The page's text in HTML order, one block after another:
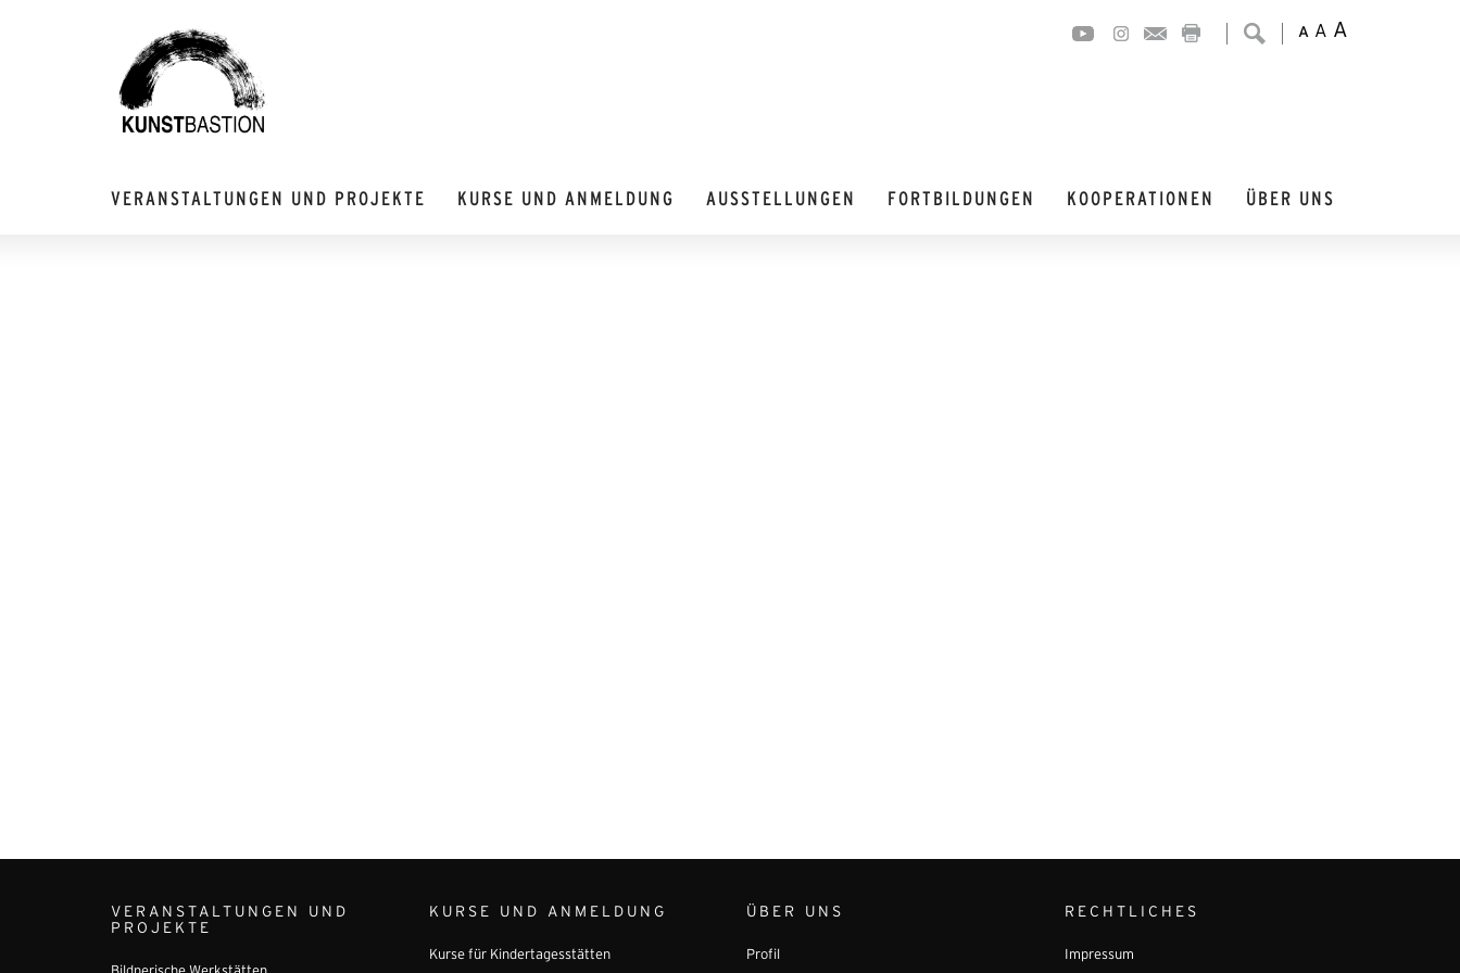
A A A
VERANSTALTUNGEN UND PROJEKTE KURSE UND ANMELDUNG AUSSTELLUNGEN FORTBILDUNGEN KOOPERATIONEN ÜBER UNS
VERANSTALTUNGEN UND
PROJEKTE
KURSE UND ANMELDUNG
Kurse für Kindertagesstätten
ÜBER UNS
Profil
RECHTLICHES
Impressum